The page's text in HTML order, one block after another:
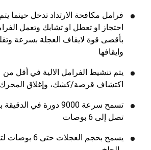
فرامل مكافحة الارتداد تدخل حينما
احتجاز او تعطل او تشابك وتعمل
بأقصى قوة لايقاف العجلة بسرعة
وايقافها
يتم تنشيط الفرامل الالية في أقل من
اكتشاف قرصة/كشك، وإغلاق
تسمح سرعة 9000 دورة في
تصل إلى 6 بوصات
يسمح بحجم